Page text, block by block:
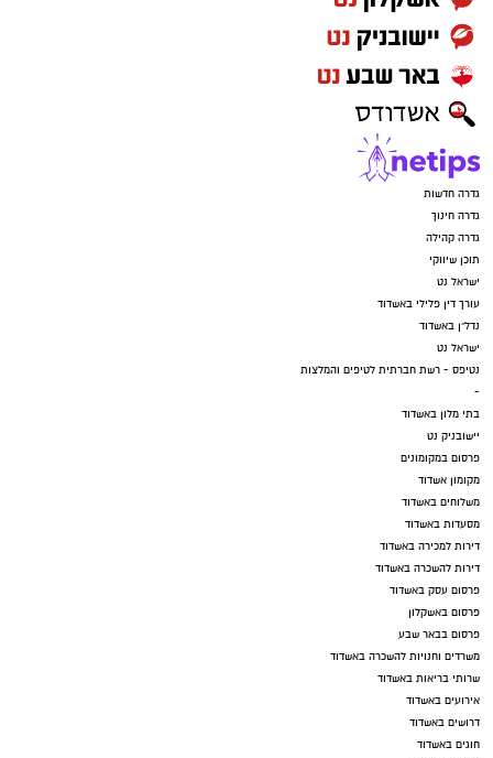
גדרה חדשות
גדרה חינוך
גדרה קהילה
תוכן שיווקי
ישראל נט
עורך דין פלילי באשדוד
נדל"ן באשדוד
ישראל נט
נטיפס - רשת חברתית לטיפים והמלצות
-
בתי מלון באשדוד
יישובניק נט
פרסום במקומונים
מקומון אשדוד
משלוחים באשדוד
מסעדות באשדוד
דירות למכירה באשדוד
דירות להשכרה באשדוד
פרסום עסק באשדוד
פרסום באשקלון
פרסום בבאר שבע
משרדים וחנויות להשכרה באשדוד
שרותי בריאות באשדוד
אירועים באשדוד
דרושים באשדוד
חוגים באשדוד